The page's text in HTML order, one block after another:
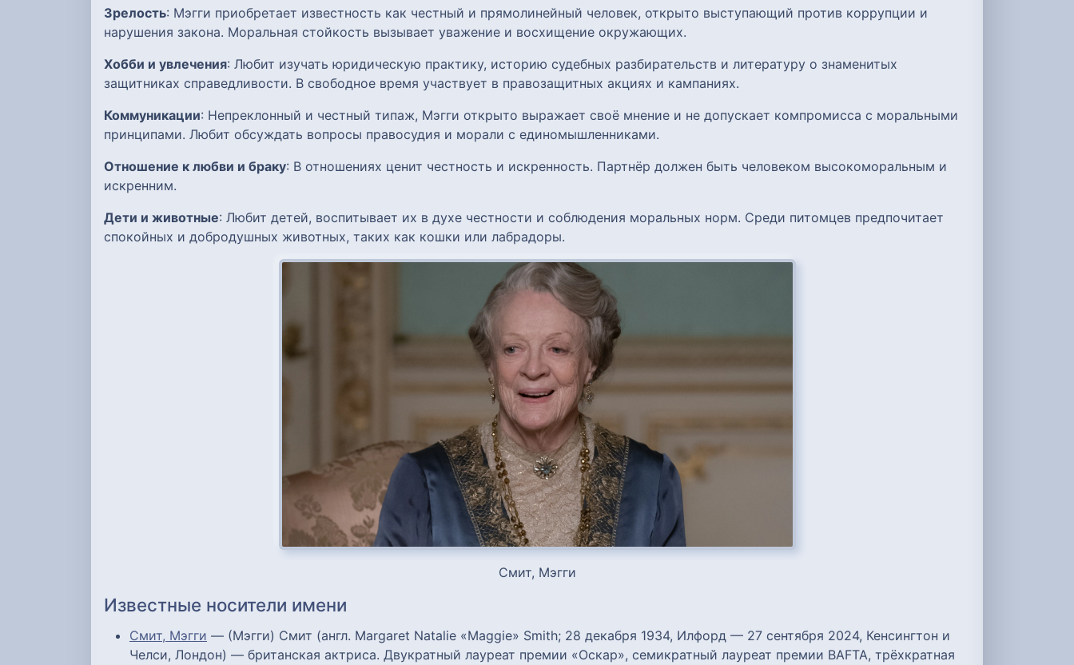
Зрелость: Мэгги приобретает известность как честный и прямолинейный человек, открыто выступающий против коррупции и
нарушения закона. Моральная стойкость вызывает уважение и восхищение окружающих.
Хобби и увлечения: Любит изучать юридическую практику, историю судебных разбирательств и литературу о знаменитых
защитниках справедливости. В свободное время участвует в правозащитных акциях и кампаниях.
Коммуникации: Непреклонный и честный типаж, Мэгги открыто выражает своё мнение и не допускает компромисса с моральными
принципами. Любит обсуждать вопросы правосудия и морали с единомышленниками.
Отношение к любви и браку: В отношениях ценит честность и искренность. Партнёр должен быть человеком высокоморальным и
искренним.
Дети и животные: Любит детей, воспитывает их в духе честности и соблюдения моральных норм. Среди питомцев предпочитает
спокойных и добродушных животных, таких как кошки или лабрадоры.
Смит, Мэгги
Известные носители имени
Смит, Мэгги — (Мэгги) Смит (англ. Margaret Natalie «Maggie» Smith; 28 декабря 1934, Илфорд — 27 сентября 2024, Кенсингтон и
Челси, Лондон) — британская актриса. Двукратный лауреат премии «Оскар», семикратный лауреат премии BAFTA, трёхкратная